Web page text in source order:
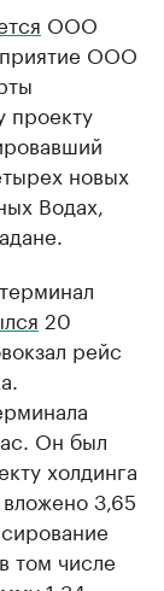
ООО
ООО
проекту
новых
Водах,
20
рейс
Он был
холдинга
3,65
том числе